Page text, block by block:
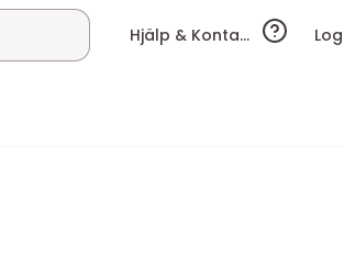
Hjälp & Kontakt